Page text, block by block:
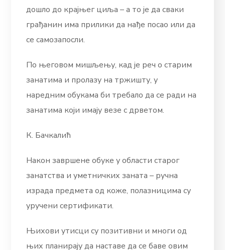
дошло до крајњег циља – а то је да сваки
грађанин има прилики да нађе посао или да
се самозапосли.
По његовом мишљењу, кад је реч о старим
занатима и пролазу на тржишту, у
наредним обукама би требало да се ради на
занатима који имају везе с дрветом.
К. Бачкалић
Након завршене обуке у области старог
занатства и уметничких заната – ручна
израда предмета од коже, полазницима су
уручени сертификати.
Њихови утисци су позитивни и многи од
њих планирају да наставе да се баве овим